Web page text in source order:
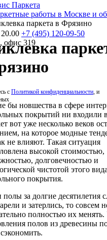
+7 (495) 120-09-50
офис 319
с Политикой конфиденциальности, и
Паркета
работы в Москве и
паркета в Фрязино
бы новшества в сфере
покрытий ни входили
вот уже несколько веков
на которое модные
не влияют. Такая ситуация
высокой стоимостью,
долговечностью и
чистотой этого
покрытия.
полы за долгие десятилетия
и затерлись, то совсем
полностью их менять.
полов из древесины